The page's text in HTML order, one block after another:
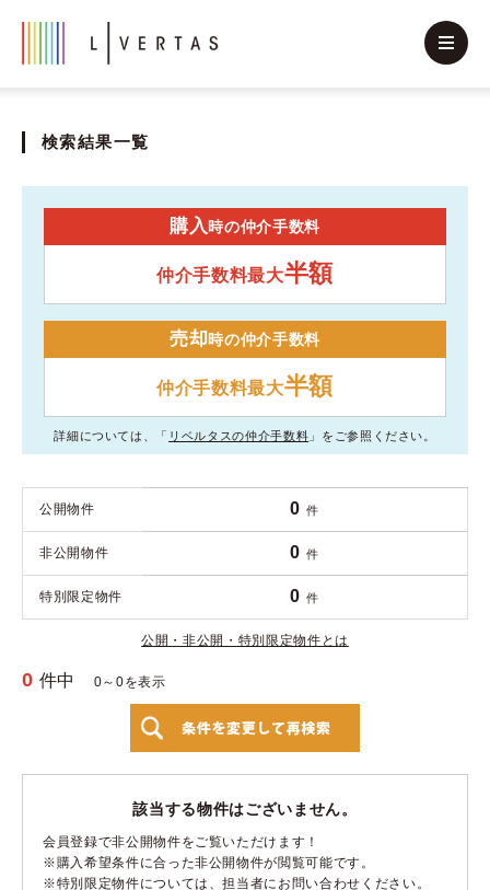
検索結果一覧
購入時の仲介手数料
仲介手数料最大半額
売却時の仲介手数料
仲介手数料最大半額
詳細については、「 リベルタスの仲介手数料 」をご参照ください。
公開物件 0 件
非公開物件 0 件
特別限定物件 0 件
公開・非公開・特別限定物件とは
0 件中 0～0を表示
該当する物件はございません。
会員登録で非公開物件をご覧いただけます！
※購入希望条件に合った非公開物件が閲覧可能です。
※特別限定物件については、担当者にお問い合わせください。